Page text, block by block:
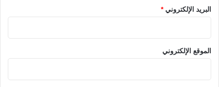
البريد الإلكتروني*
الموقع الإلكتروني